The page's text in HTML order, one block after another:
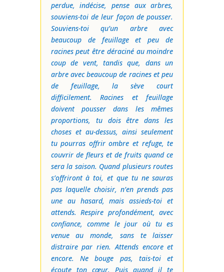
perdue, indécise, pense aux arbres,
souviens-toi de leur façon de pousser.
Souviens-toi qu’un arbre avec
beaucoup de feuillage et peu de
racines peut être déraciné au moindre
coup de vent, tandis que, dans un
arbre avec beaucoup de racines et peu
de feuillage, la sève court
difficilement. Racines et feuillage
doivent pousser dans les mêmes
proportions, tu dois être dans les
choses et au-dessus, ainsi seulement
tu pourras offrir ombre et refuge, te
couvrir de fleurs et de fruits quand ce
sera la saison. Quand plusieurs routes
s’offriront à toi, et que tu ne sauras
pas laquelle choisir, n’en prends pas
une au hasard, mais assieds-toi et
attends. Respire profondément, avec
confiance, comme le jour où tu es
venue au monde, sans te laisser
distraire par rien. Attends encore et
encore. Ne bouge pas, tais-toi et
écoute ton cœur. Puis quand il te